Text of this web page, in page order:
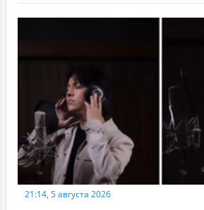
21:14, 5 августа 2026